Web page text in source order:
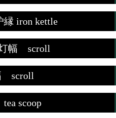
縁 iron kettle
幅 scroll
scroll
scoop